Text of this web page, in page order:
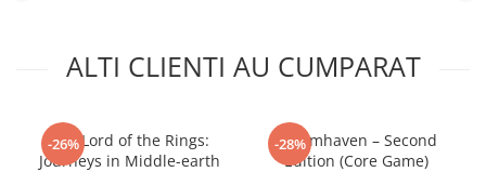
ALTI CLIENTI AU CUMPARAT
-26%
The Lord of the Rings:
Journeys in Middle-earth
-28%
Gloomhaven – Second
Edition (Core Game)